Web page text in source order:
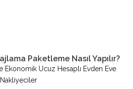
Paketleme Nasıl Yapılır?
Ekonomik Ucuz Hesaplı Evden Eve